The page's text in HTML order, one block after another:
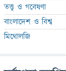
তত্ত্ব ও গবেষণা
বাংলাদেশ ও বিশ্ব
মিথোলজি